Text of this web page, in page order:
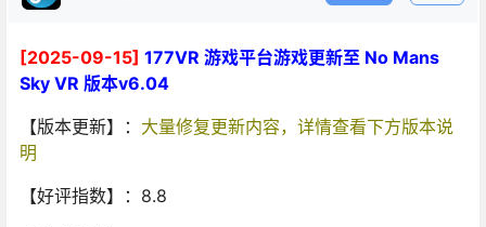
[2025-09-15] 177VR 游戏平台游戏更新至 No Mans
Sky VR 版本v6.04
【版本更新】： 大量修复更新内容，详情查看下方版本说
明
【好评指数】：8.8